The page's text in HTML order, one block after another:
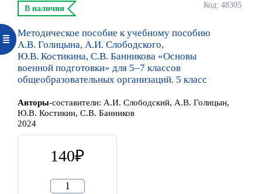
Код: 48305
В наличии
Методическое пособие к учебному пособию
А.В. Голицына, А.И. Слободского,
Ю.В. Костикина, С.В. Банникова «Основы
военной подготовки» для 5–7 классов
общеобразовательных организаций. 5 класс
Авторы-составители: А.И. Слободский, А.В. Голицын,
Ю.В. Костикин, С.В. Банников
2024
140